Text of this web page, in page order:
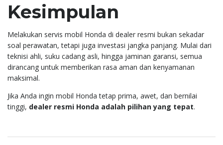
Kesimpulan
Melakukan servis mobil Honda di dealer resmi bukan sekadar
soal perawatan, tetapi juga investasi jangka panjang. Mulai dari
teknisi ahli, suku cadang asli, hingga jaminan garansi, semua
dirancang untuk memberikan rasa aman dan kenyamanan
maksimal.
Jika Anda ingin mobil Honda tetap prima, awet, dan bernilai
tinggi, dealer resmi Honda adalah pilihan yang tepat.